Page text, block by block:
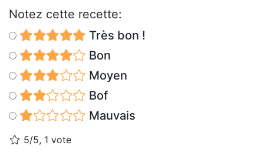
Notez cette recette:
Très bon !
Bon
Moyen
Bof
Mauvais
5/5, 1 vote